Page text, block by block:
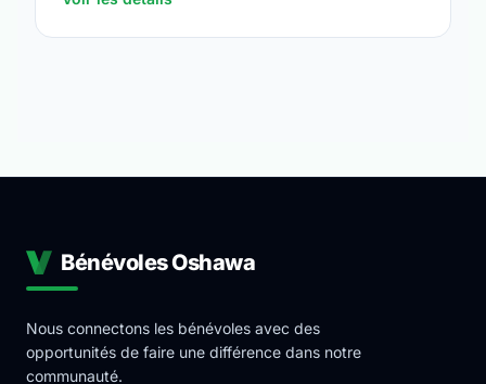
Bénévoles Oshawa
Nous connectons les bénévoles avec des
opportunités de faire une différence dans notre
communauté.